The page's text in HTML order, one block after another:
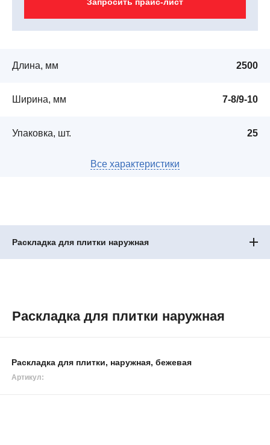
Длина, мм 2500
Ширина, мм 7-8/9-10
Упаковка, шт. 25
Раскладка для плитки наружная
Раскладка для плитки наружная
Раскладка для плитки, наружная, бежевая
Артикул: